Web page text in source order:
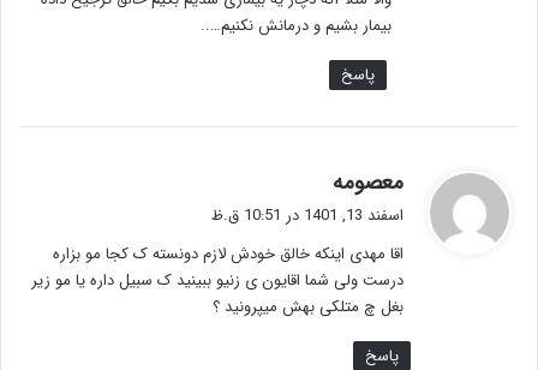
بیمار بشیم و درمانش نکنیم…..
پاسخ
معصومه
ف
:
اسفند 13, 1401 در 10:51 ق.ظ
اقا مهدی اینکه خالق خودش لازم دونسته ک کجا مو بزاره
درست ولی شما اقایون ی زنیو ببینید ک سبیل داره یا مو زیر
بغل چ متلکی بهش میپرونید ؟
پاسخ